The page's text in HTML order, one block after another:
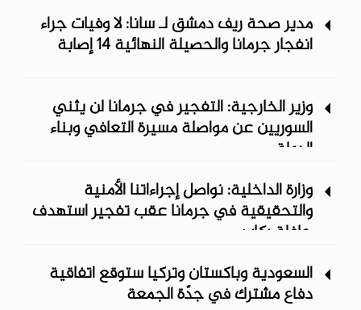
مدير صحة ريف دمشق لـ سانا: لا وفيات جراء
انفجار جرمانا والحصيلة النهائية 14 إصابة
وزير الخارجية: التفجير في جرمانا لن يثني
السوريين عن مواصلة مسيرة التعافي وبناء
الدولة
وزارة الداخلية: نواصل إجراءاتنا الأمنية
والتحقيقية في جرمانا عقب تفجير استهدف
حافلة ركاب
السعودية وباكستان وتركيا ستوقع اتفاقية
دفاع مشترك في جدّة الجمعة